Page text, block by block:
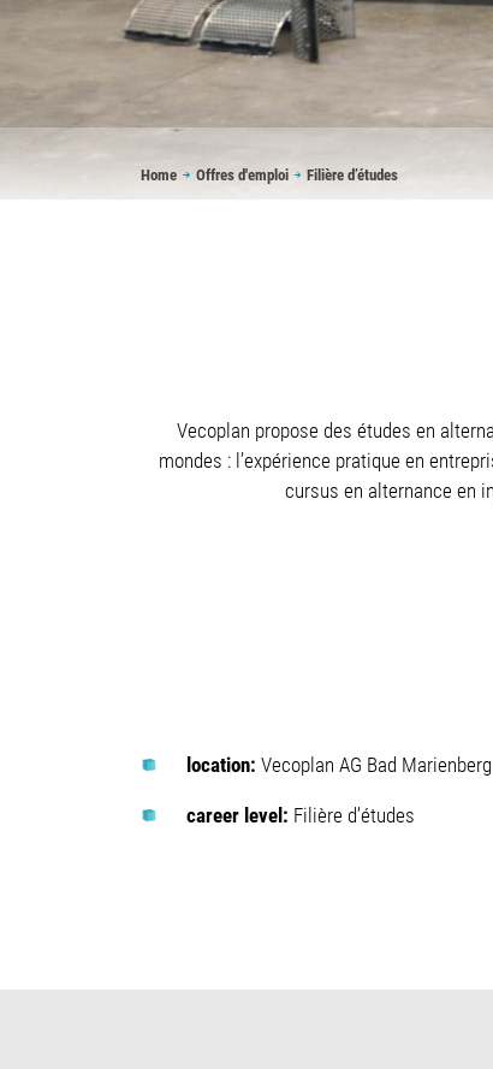
Breadcrumb
Home Offres d'emploi Filière d’études
Vecoplan propose des études en
mondes : l’expérience pratique en
cursus en alternance en
location: Vecoplan AG Bad Marienberg
career level: Filière d’études